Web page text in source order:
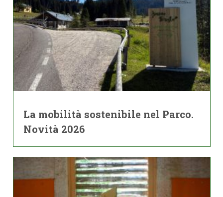
La mobilità sostenibile nel Parco.
Novità 2026